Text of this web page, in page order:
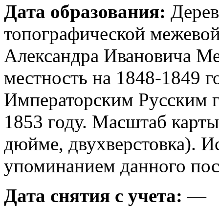
Дата образования:
топографической
Александра Ивановича
местность на 1848-1849
Императорским Русским
1853 году. Масштаб
дюйме, двухверстовка).
упоминанием данного
Дата снятия с учета: —